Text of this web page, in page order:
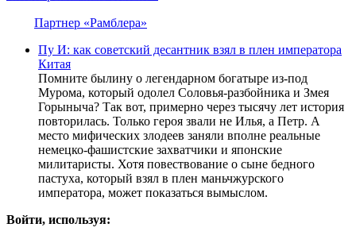
Партнер «Рамблера»
Пу И: как советский десантник взял в плен императора
Китая
Помните былину о легендарном богатыре из-под
Мурома, который одолел Соловья-разбойника и Змея
Горыныча? Так вот, примерно через тысячу лет история
повторилась. Только героя звали не Илья, а Петр. А
место мифических злодеев заняли вполне реальные
немецко-фашистские захватчики и японские
милитаристы. Хотя повествование о сыне бедного
пастуха, который взял в плен маньчжурского
императора, может показаться вымыслом.
Войти, используя: